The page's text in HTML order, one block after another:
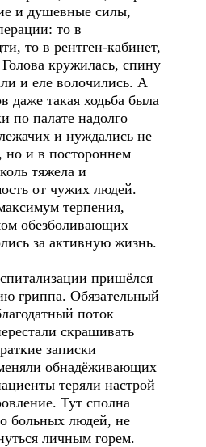
и душевные силы,
то в
то в рентген-кабинет,
кружилась, спину
и еле волочились. А
даже такая ходьба была
по палате надолго
и нуждались не
и в постороннем
тяжела и
от чужих людей.
терпения,
обезболивающих
за активную жизнь.
пришёлся
гриппа. Обязательный
поток
скрашивать
записки
обнадёживающих
теряли настрой
Тут сполна
больных людей, не
личным горем.